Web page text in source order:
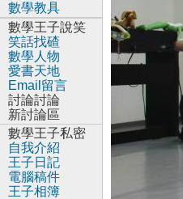
數學教具
數學王子說笑
笑話找碴
數學人物
愛書天地
Email留言
討論討論
新討論區
數學王子私密
自我介紹
王子日記
電腦稿件
王子相簿